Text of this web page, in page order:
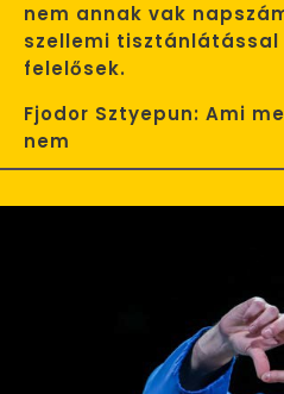
nem annak vak
szellemi
felelősek.
Fjodor Sztyepun: Ami
nem